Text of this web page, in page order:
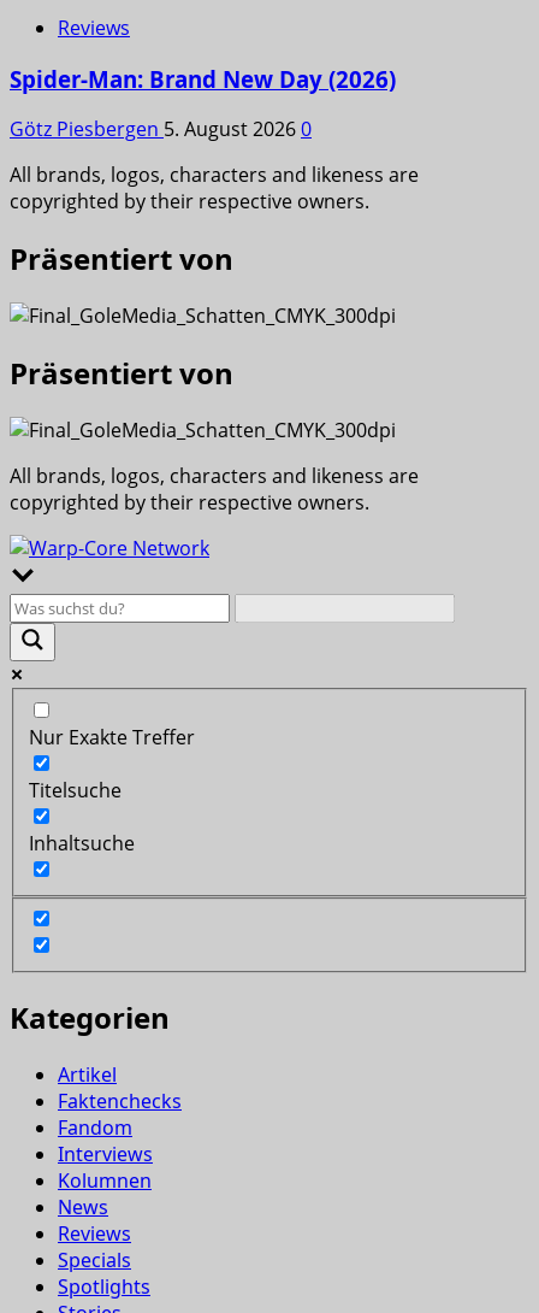
Reviews
Spider-Man: Brand New Day (2026)
Götz Piesbergen 5. August 20260
All brands, logos, characters and likeness are
copyrighted by their respective owners.
Präsentiert von
Präsentiert von
All brands, logos, characters and likeness are
copyrighted by their respective owners.
Nur Exakte Treffer
Titelsuche
Inhaltsuche
Kategorien
Artikel
Faktenchecks
Fandom
Interviews
Kolumnen
News
Reviews
Specials
Spotlights